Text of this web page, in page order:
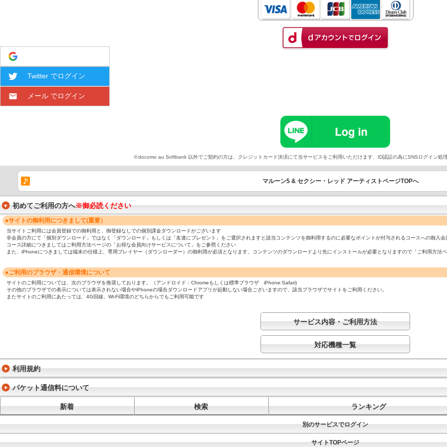
Twitter でログイン
メール でログイン
※docomo au Softbank 以外でご契約の方は、クレジットカード決済にて当サービスをご利用いただけます、ID認証の為にSNSログイン処
マルーン5 & セクシー・レッド アーティストページTOPへ
初めてご利用の方へ※御必読ください
●サイトの御利用につきまして(重要）
当サイトご利用には会員登録での御利用と、御登録なしでの個別課金ダウンロードがございます
非会員の方にて「個別ダウンロード」ではなく「ダウンロード」もしくは「友達にプレゼント」をご選択されますと該当コンテンツを御利用するのに必要なポイントが付与されるコースへの御入会
コース詳細につきましてはご利用方法ページの「お得な会員向けサービスについて」をご参照ください
また、iPhoneにつきましては端末の仕様上、専用プレイヤー（ダウンローダー）の御利用が必須となります、コンテンツのダウンロードより先にインストールが必要となりますので「ご利用方法
●ご利用のブラウザ・通信環境について
サイトのご利用については、次のブラウザを推奨しております。（アンドロイド：Chromeもしくは標準ブラウザ iPhone:Safari)
その他のブラウザでの表示については表示されない場合やiPhoneの場合ダウンロードアプリが起動しない場合ございますので、該当ブラウザでサイトをご利用ください。
またサイトのご利用にあたっては、4G回線、Wi-Fi環境のどちらからでもご利用可能です
サービス内容・ご利用方法
対応機種一覧
利用規約
パケット通信料について
新着 検索 ランキング
別のサービスでログイン
サイトTOPページ